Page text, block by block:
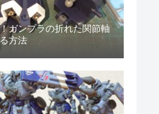
ガンプラの折れた関節軸
方法